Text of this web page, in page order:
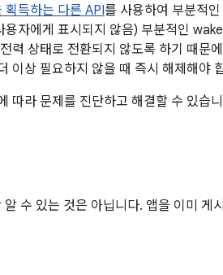
득하는 다른 API를 사용하여 부분적
자에게 표시되지 않음) 부분적인
상태로 전환되지 않도록 하기 때문
이상 필요하지 않을 때 즉시 해제해야
따라 문제를 진단하고 해결할 수 있습
수 있는 것은 아닙니다. 앱을 이미 게